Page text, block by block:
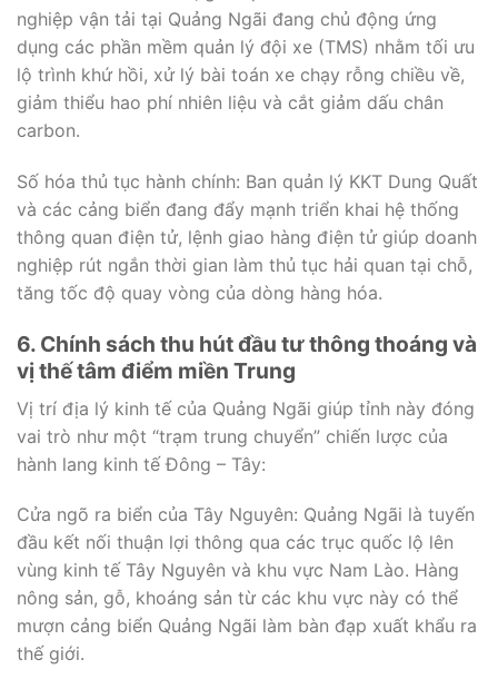
nghiệp vận tải tại Quảng Ngãi đang chủ động ứng
dụng các phần mềm quản lý đội xe (TMS) nhằm tối ưu
lộ trình khứ hồi, xử lý bài toán xe chạy rỗng chiều về,
giảm thiểu hao phí nhiên liệu và cắt giảm dấu chân
carbon.
Số hóa thủ tục hành chính: Ban quản lý KKT Dung Quất
và các cảng biển đang đẩy mạnh triển khai hệ thống
thông quan điện tử, lệnh giao hàng điện tử giúp doanh
nghiệp rút ngắn thời gian làm thủ tục hải quan tại chỗ,
tăng tốc độ quay vòng của dòng hàng hóa.
6. Chính sách thu hút đầu tư thông thoáng và
vị thế tâm điểm miền Trung
Vị trí địa lý kinh tế của Quảng Ngãi giúp tỉnh này đóng
vai trò như một “trạm trung chuyển” chiến lược của
hành lang kinh tế Đông – Tây:
Cửa ngõ ra biển của Tây Nguyên: Quảng Ngãi là tuyến
đầu kết nối thuận lợi thông qua các trục quốc lộ lên
vùng kinh tế Tây Nguyên và khu vực Nam Lào. Hàng
nông sản, gỗ, khoáng sản từ các khu vực này có thể
mượn cảng biển Quảng Ngãi làm bàn đạp xuất khẩu ra
thế giới.